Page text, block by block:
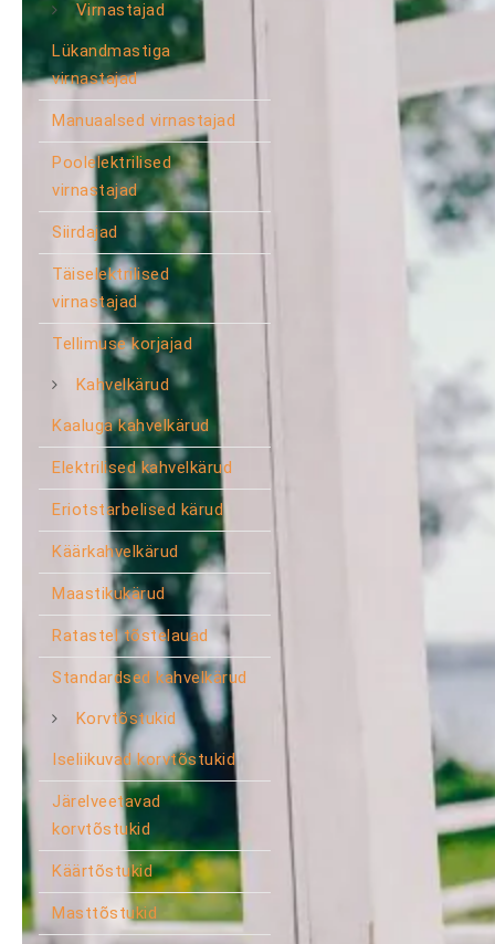
Virnastajad
Lükandmastiga
virnastajad
Manuaalsed virnastajad
Poolelektrilised
virnastajad
Siirdajad
Täiselektrilised
virnastajad
Tellimuse korjajad
Kahvelkärud
Kaaluga kahvelkärud
Elektrilised kahvelkärud
Eriotstarbelised kärud
Käärkahvelkärud
Maastikukärud
Ratastel tõstelauad
Standardsed kahvelkärud
Korvtõstukid
Iseliikuvad korvtõstukid
Järelveetavad
korvtõstukid
Käärtõstukid
Masttõstukid